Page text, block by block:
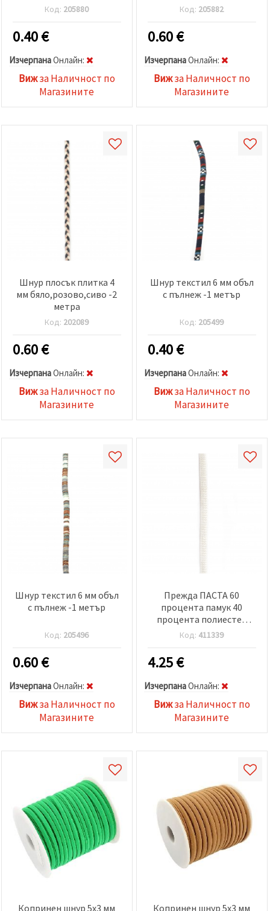
Код: 205880
0.40€
ИзчерпанаOнлайн:
Вижза Наличност по
Магазините
Код: 205882
0.60€
ИзчерпанаOнлайн:
Вижза Наличност по
Магазините
Шнур плосък плитка 4
мм бяло,розово,сиво -2
метра
Код: 202089
0.60€
ИзчерпанаOнлайн:
Вижза Наличност по
Магазините
Шнур текстил 6 мм объл
с пълнеж -1 метър
Код: 205499
0.40€
ИзчерпанаOнлайн:
Вижза Наличност по
Магазините
Шнур текстил 6 мм объл
с пълнеж -1 метър
Код: 205496
0.60€
ИзчерпанаOнлайн:
Вижза Наличност по
Магазините
Прежда ПАСТА 60
процента памук 40
процента полиестер
бяла 550 грама - 120
метра
Код: 411339
4.25€
ИзчерпанаOнлайн:
Вижза Наличност по
Магазините
Копринен шнур 5x3 мм Копринен шнур 5x3 мм